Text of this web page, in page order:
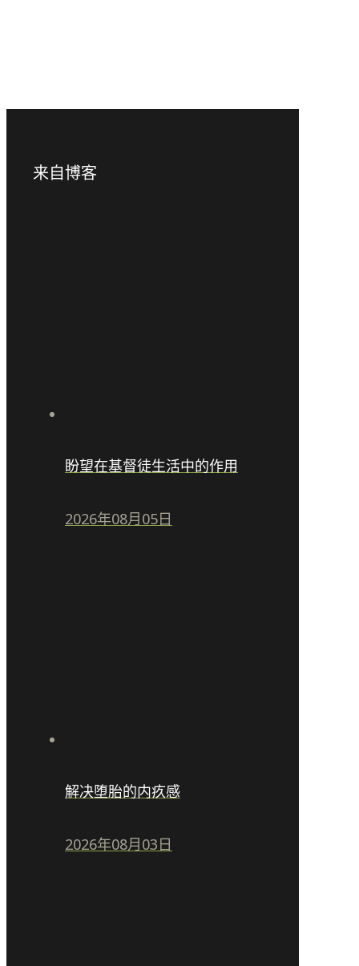
来自博客
盼望在基督徒生活中的作用
2026年08月05日
解决堕胎的内疚感
2026年08月03日